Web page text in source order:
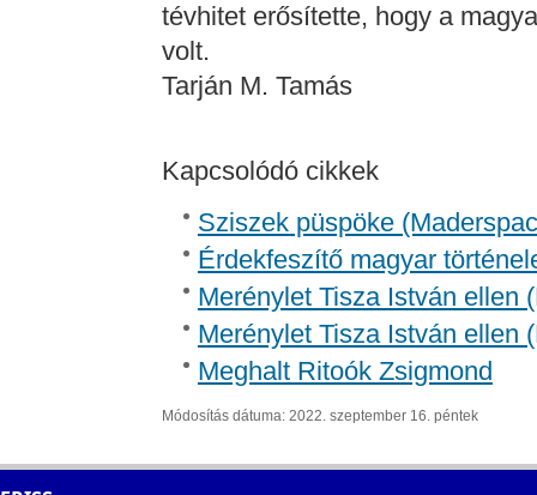
tévhitet erősítette, hogy a
volt.
Tarján M. Tamás
Kapcsolódó cikkek
Sziszek püspöke
Érdekfeszítő magyar
Merénylet Tisza István ellen
Merénylet Tisza István ellen
Meghalt Ritoók Zsigmond
Módosítás dátuma: 2022. szeptember 16. péntek